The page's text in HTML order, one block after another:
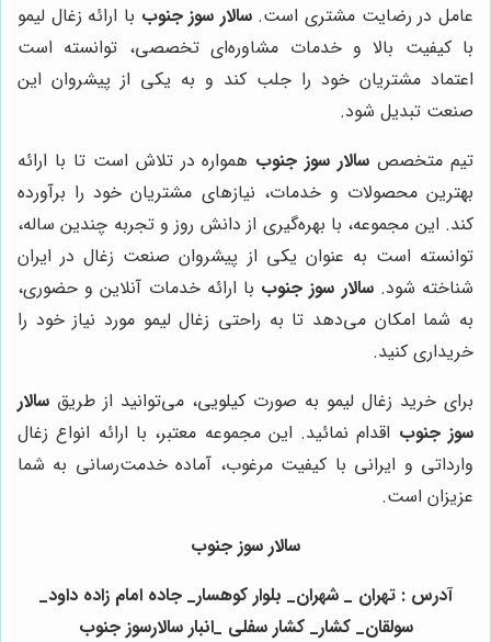
عامل در رضایت مشتری است.سالار سوز جنوب با ارائه زغال لیمو
با کیفیت بالا و خدمات مشاوره‌ای تخصصی، توانسته است
اعتماد مشتریان خود را جلب کند و به یکی از پیشروان این
صنعت تبدیل شود.
تیم متخصص سالار سوز جنوب همواره در تلاش است تا با ارائه
بهترین محصولات و خدمات، نیازهای مشتریان خود را برآورده
کند. این مجموعه، با بهره‌گیری از دانش روز و تجربه چندین ساله،
توانسته است به عنوان یکی از پیشروان صنعت زغال در ایران
شناخته شود.سالار سوز جنوب با ارائه خدمات آنلاین و حضوری،
به شما امکان می‌دهد تا به راحتی زغال لیمو مورد نیاز خود را
خریداری کنید.
برای خرید زغال لیمو به صورت کیلویی، می‌توانید از طریق سالار
سوز جنوب اقدام نمائید. این مجموعه معتبر، با ارائه انواع زغال
وارداتی و ایرانی با کیفیت مرغوب، آماده خدمت‌رسانی به شما
عزیزان است.
سالار سوز جنوب
آدرس : تهران _ شهران_ بلوار کوهسار_ جاده امام زاده داود_
سولقان_ کشار_ کشار سفلی _انبار سالارسوز جنوب